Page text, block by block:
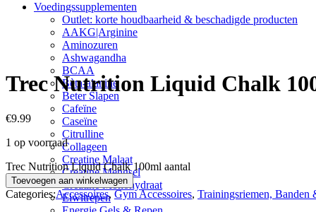
Voedingssupplementen
Outlet: korte houdbaarheid & beschadigde producten
AAKG|Arginine
Aminozuren
Ashwagandha
BCAA
Bèta-alanine
Beter Slapen
Cafeïne
Caseïne
Citrulline
Collageen
Creatine Malaat
Creatine Mengsel
Creatine Monohydraat
Eiwitrepen
Trec Nutrition Liquid Chalk
€9.99
1 op voorraad
Trec Nutrition Liquid Chalk 100ml aantal
Toevoegen aan winkelwagen
Categories:Accessoires,Gym Accessoires, Trainingsriemen, Banden